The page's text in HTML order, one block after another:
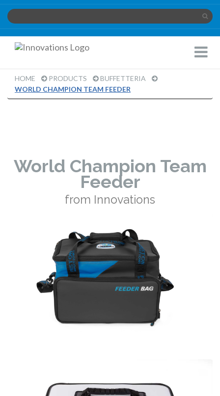
Toggle
Innovations
Limited
HOME PRODUCTS
BUFFETTERIA
WORLD CHAMPION TEAM FEEDER
World Champion Team
Feeder
from Innovations